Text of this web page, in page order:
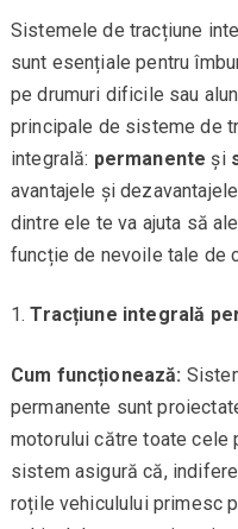
Sistemele de tracțiune
sunt esențiale pentru
pe drumuri dificile sau
principale de sisteme de
integrală: permanente și
avantajele și
dintre ele te va ajuta să
funcție de nevoile tale de
Tracțiune integrală
Cum funcționează:
permanente sunt
motorului către toate cele
sistem asigură că,
roțile vehiculului primesc